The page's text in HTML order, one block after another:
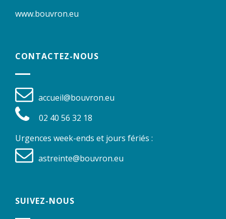
www.bouvron.eu
CONTACTEZ-NOUS
accueil@bouvron.eu
02 40 56 32 18
Urgences week-ends et jours fériés :
astreinte@bouvron.eu
SUIVEZ-NOUS